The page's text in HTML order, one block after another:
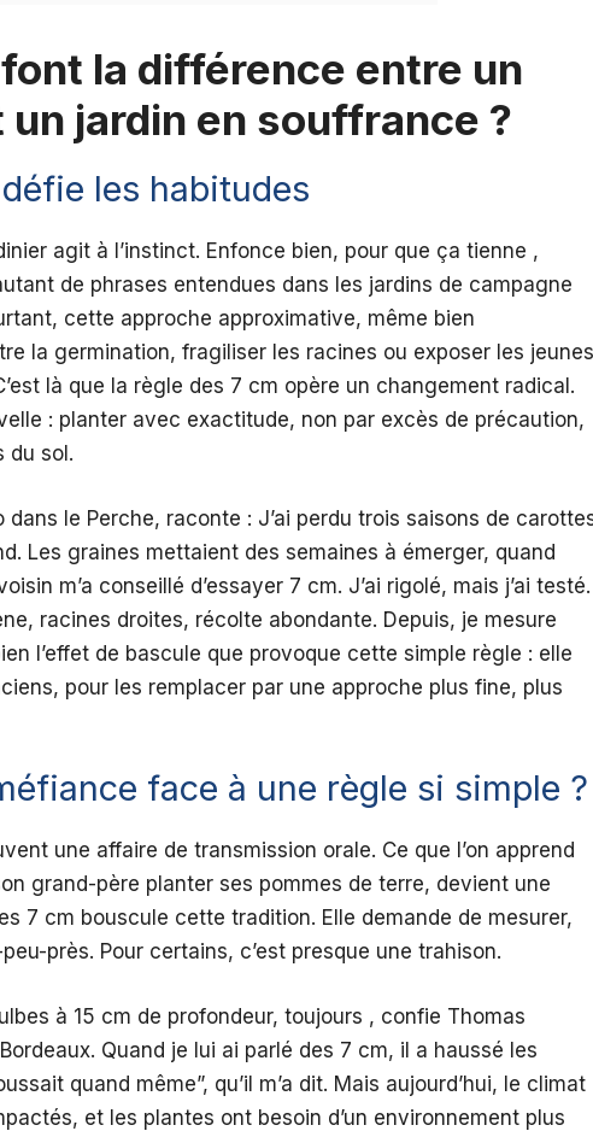
la différence entre un
jardin en souffrance ?
les habitudes
agit à l’instinct. Enfonce bien, pour que ça tienne ,
de phrases entendues dans les jardins de campagne
cette approche approximative, même bien
la germination, fragiliser les racines ou exposer les jeunes
là que la règle des 7 cm opère un changement radical.
: planter avec exactitude, non par excès de précaution,
du sol.
le Perche, raconte : J’ai perdu trois saisons de
Les graines mettaient des semaines à émerger, quand
m’a conseillé d’essayer 7 cm. J’ai rigolé, mais j’ai testé.
racines droites, récolte abondante. Depuis, je mesure
l’effet de bascule que provoque cette simple règle : elle
pour les remplacer par une approche plus fine, plus
face à une règle si simple ?
une affaire de transmission orale. Ce que l’on apprend
grand-père planter ses pommes de terre, devient une
7 cm bouscule cette tradition. Elle demande de mesurer,
près. Pour certains, c’est presque une trahison.
à 15 cm de profondeur, toujours , confie Thomas
Quand je lui ai parlé des 7 cm, il a haussé les
quand même”, qu’il m’a dit. Mais aujourd’hui, le climat
et les plantes ont besoin d’un environnement plus